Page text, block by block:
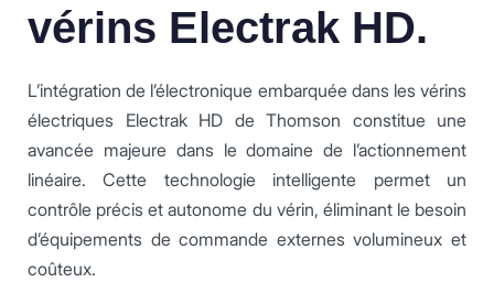
vérins Electrak HD.
L’intégration de l’électronique embarquée dans les vérins
électriques Electrak HD de Thomson constitue une
avancée majeure dans le domaine de l’actionnement
linéaire. Cette technologie intelligente permet un
contrôle précis et autonome du vérin, éliminant le besoin
d’équipements de commande externes volumineux et
coûteux.